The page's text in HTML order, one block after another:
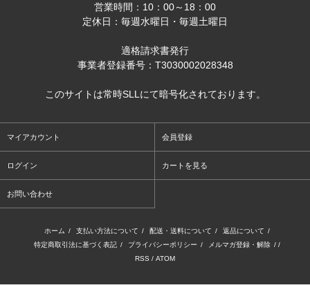
営業時間：10：00～18：00
定休日：毎週水曜日・毎週土曜日
適格請求書発行
事業者登録番号：T3030002028348
このサイトは常時SLLにて暗号化されております。
マイアカウント 会員登録
ログイン カートを見る
お問い合わせ
ホーム / 支払い方法について / 配送・送料について / 返品について /
特定商取引法に基づく表記 / プライバシーポリシー / メルマガ登録・解除 / /
RSS / ATOM